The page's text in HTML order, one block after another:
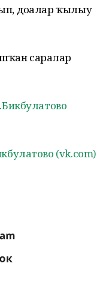
доғалар ҡылыу
саралар
(vk.com)